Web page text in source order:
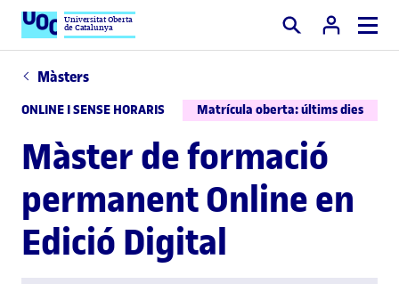
Universitat Oberta
de Catalunya Cercar
Màsters
ONLINE I SENSE HORARIS Matrícula oberta: últims dies
Màster de formació
permanent Online en
Edició Digital